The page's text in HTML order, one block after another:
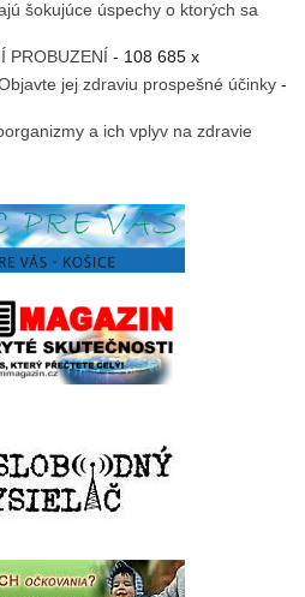
šokujúce úspechy o ktorých sa
PROBUZENÍ - 108 685 x
jej zdraviu prospešné účinky -
a ich vplyv na zdravie